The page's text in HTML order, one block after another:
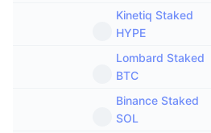
Kinetiq Staked
HYPE
Lombard Staked
BTC
Binance Staked
SOL